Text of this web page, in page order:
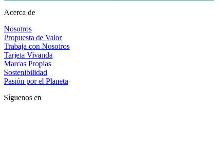
Acerca de
Nosotros
Propuesta de Valor
Trabaja con Nosotros
Tarjeta Vivanda
Marcas Propias
Sostenibilidad
Pasión por el Planeta
Síguenos en